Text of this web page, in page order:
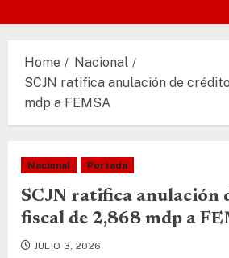
Home
Nacional
SCJN ratifica anulación de
mdp a FEMSA
Nacional Portada
SCJN ratifica anulación
fiscal de 2,868 mdp a
JULIO 3, 2026